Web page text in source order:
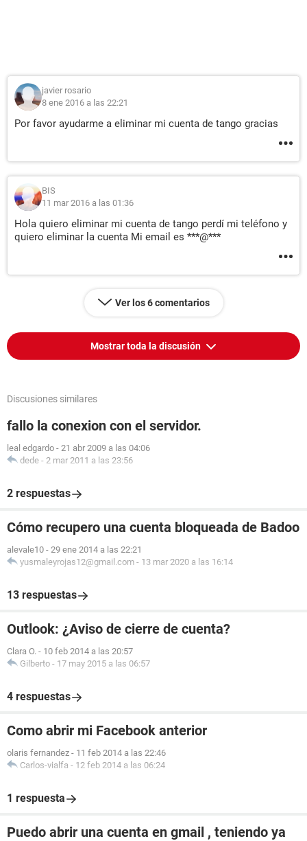
javier rosario
8 ene 2016 a las 22:21
Por favor ayudarme a eliminar mi cuenta de tango gracias
BIS
11 mar 2016 a las 01:36
Hola quiero eliminar mi cuenta de tango perdí mi teléfono y
quiero eliminar la cuenta Mi email es ***@***
Ver los 6 comentarios
Mostrar toda la discusión
Discusiones similares
fallo la conexion con el servidor.
leal edgardo - 21 abr 2009 a las 04:06
dede - 2 mar 2011 a las 23:56
2 respuestas
Cómo recupero una cuenta bloqueada de Badoo
alevale10 - 29 ene 2014 a las 22:21
yusmaleyrojas12@gmail.com - 13 mar 2020 a las 16:14
13 respuestas
Outlook: ¿Aviso de cierre de cuenta?
Clara O. - 10 feb 2014 a las 20:57
Gilberto - 17 may 2015 a las 06:57
4 respuestas
Como abrir mi Facebook anterior
olaris fernandez - 11 feb 2014 a las 22:46
Carlos-vialfa - 12 feb 2014 a las 06:24
1 respuesta
Puedo abrir una cuenta en gmail , teniendo ya